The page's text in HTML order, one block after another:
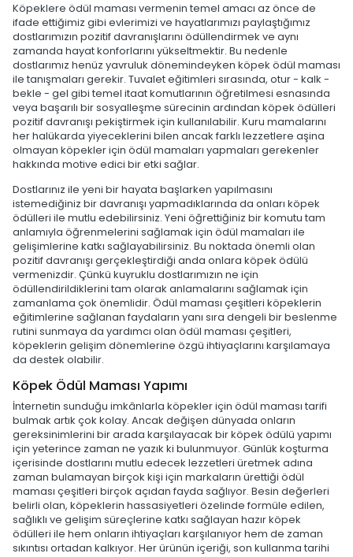
Köpeklere ödül maması vermenin temel amacı az önce de
ifade ettiğimiz gibi evlerimizi ve hayatlarımızı paylaştığımız
dostlarımızın pozitif davranışlarını ödüllendirmek ve aynı
zamanda hayat konforlarını yükseltmektir. Bu nedenle
dostlarımız henüz yavruluk dönemindeyken köpek ödül maması
ile tanışmaları gerekir. Tuvalet eğitimleri sırasında, otur - kalk -
bekle - gel gibi temel itaat komutlarının öğretilmesi esnasında
veya başarılı bir sosyalleşme sürecinin ardından köpek ödülleri
pozitif davranışı pekiştirmek için kullanılabilir. Kuru mamalarını
her halükarda yiyeceklerini bilen ancak farklı lezzetlere aşina
olmayan köpekler için ödül mamaları yapmaları gerekenler
hakkında motive edici bir etki sağlar.
Dostlarınız ile yeni bir hayata başlarken yapılmasını
istemediğiniz bir davranışı yapmadıklarında da onları köpek
ödülleri ile mutlu edebilirsiniz. Yeni öğrettiğiniz bir komutu tam
anlamıyla öğrenmelerini sağlamak için ödül mamaları ile
gelişimlerine katkı sağlayabilirsiniz. Bu noktada önemli olan
pozitif davranışı gerçekleştirdiği anda onlara köpek ödülü
vermenizdir. Çünkü kuyruklu dostlarımızın ne için
ödüllendirildiklerini tam olarak anlamalarını sağlamak için
zamanlama çok önemlidir. Ödül maması çeşitleri köpeklerin
eğitimlerine sağlanan faydaların yanı sıra dengeli bir beslenme
rutini sunmaya da yardımcı olan ödül maması çeşitleri,
köpeklerin gelişim dönemlerine özgü ihtiyaçlarını karşılamaya
da destek olabilir.
Köpek Ödül Maması Yapımı
İnternetin sunduğu imkânlarla köpekler için ödül maması tarifi
bulmak artık çok kolay. Ancak değişen dünyada onların
gereksinimlerini bir arada karşılayacak bir köpek ödülü yapımı
için yeterince zaman ne yazık ki bulunmuyor. Günlük koşturma
içerisinde dostlarını mutlu edecek lezzetleri üretmek adına
zaman bulamayan birçok kişi için markaların ürettiği ödül
maması çeşitleri birçok açıdan fayda sağlıyor. Besin değerleri
belirli olan, köpeklerin hassasiyetleri özelinde formüle edilen,
sağlıklı ve gelişim süreçlerine katkı sağlayan hazır köpek
ödülleri ile hem onların ihtiyaçları karşılanıyor hem de zaman
sıkıntısı ortadan kalkıyor. Her ürünün içeriği, son kullanma tarihi